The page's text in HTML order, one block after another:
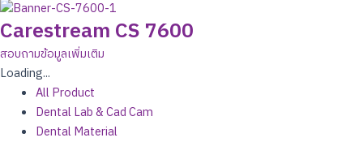
Carestream CS 7600
สอบถามข้อมูลเพิ่มเติม
Loading...
All Product
Dental Lab & Cad Cam
Dental Material